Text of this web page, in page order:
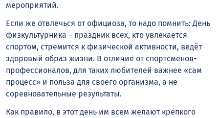
мероприятий.
Если же отвлечься от официоза, то надо помнить: День
физкультурника – праздник всех, кто увлекается
спортом, стремится к физической активности, ведёт
здоровый образ жизни. В отличие от спортсменов-
профессионалов, для таких любителей важнее «сам
процесс» и польза для своего организма, а не
соревновательные результаты.
Как правило, в этот день им всем желают крепкого